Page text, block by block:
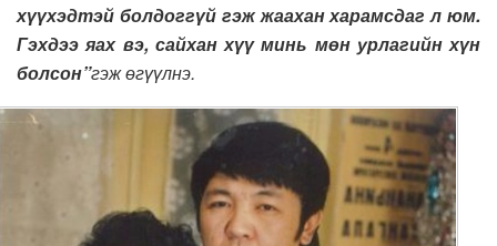
хүүхэдтэй болдоггүй гэж жаахан харамсдаг л юм.
Гэхдээ яах вэ, сайхан хүү минь мөн урлагийн хүн
болсон”гэж өгүүлнэ.